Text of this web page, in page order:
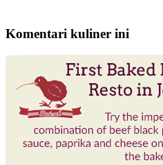
Komentari kuliner ini